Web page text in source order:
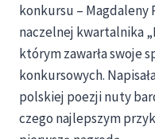
konkursu –
naczelnej kwartalnika
którym zawarła swoje
konkursowych.
polskiej poezji nuty
czego najlepszym